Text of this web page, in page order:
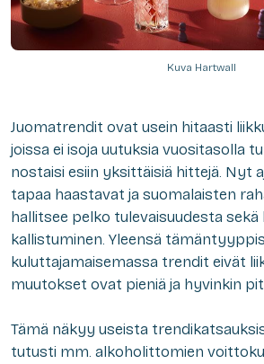
Kuva Hartwall
Juomatrendit ovat usein hitaasti
joissa ei isoja uutuksia vuositasolla
nostaisi esiin yksittäisiä hittejä. Nyt
tapaa haastavat ja suomalaisten
hallitsee pelko tulevaisuudesta sekä
kallistuminen. Yleensä
kuluttajamaisemassa trendit eivät
muutokset ovat pieniä ja hyvinkin
Tämä näkyy useista
tutusti mm. alkoholittomien